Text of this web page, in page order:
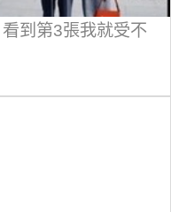
到第3張我就受不